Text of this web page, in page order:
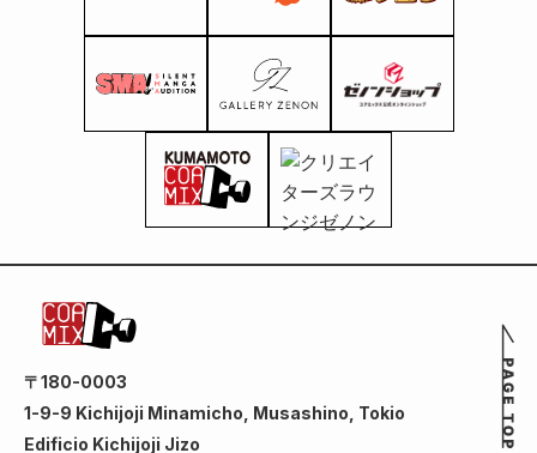
〒180-0003
1-9-9 Kichijoji Minamicho, Musashino, Tokio
Edificio Kichijoji Jizo